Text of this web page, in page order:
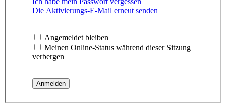
Die Aktivierungs-E-Mail erneut senden
Angemeldet bleiben
Meinen Online-Status während dieser Sitzung
verbergen